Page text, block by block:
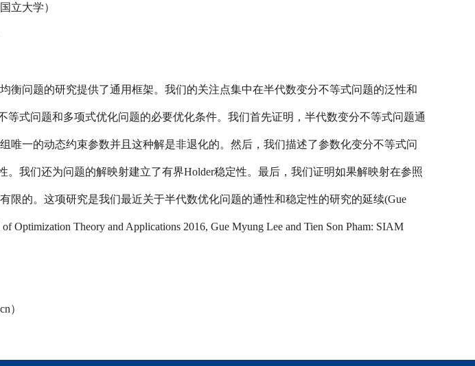
立大学）
衡问题的研究提供了通用框架。我们的关注点集中在半代数变分不等式问题的泛性和
等式问题和多项式优化问题的必要优化条件。我们首先证明，半代数变分不等式问题通
唯一的动态约束参数并且这种解是非退化的。然后，我们描述了参数化变分不等式问
。我们还为问题的解映射建立了有界Holder稳定性。最后，我们证明如果解映射在参照
限的。这项研究是我们最近关于半代数优化问题的通性和稳定性的研究的延续(Gue
Optimization Theory and Applications 2016, Gue Myung Lee and Tien Son Pham: SIAM
）